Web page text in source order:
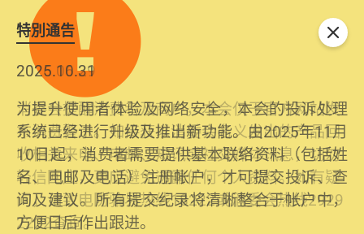
特別通告
2026.06.29
消委会提醒消费者及商户，本会仅于官方网站发
布消费警示。如接获以消委会名义发出的产品回
收相关来电、电邮、短讯或社交媒体讯息，切勿
轻信回应，更应避免透露任何个人资料。如有疑
问，请致电防骗易热线18222或消委会热线2929
2222查询。
2025.10.31
为提升使用者体验及网络安全，本会的投诉处理
系统已经进行升级及推出新功能。由2025年11月
10日起，消费者需要提供基本联络资料（包括姓
名、电邮及电话）注册帐户，才可提交投诉、查
询及建议。所有提交纪录将清晰整合于帐户中，
方便日后作出跟进。
关闭